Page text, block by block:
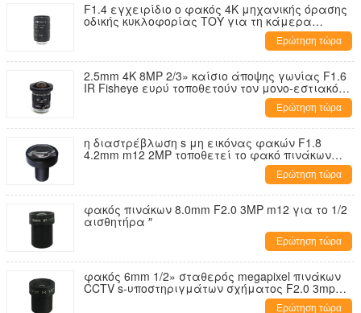
F1.4 εγχειρίδιο ο φακός 4K μηχανικής όρασης
οδικής κυκλοφορίας ΤΟΥ για τη κάμερα
σώματος κιβωτίων 5MP 6MP 8 Megapixel HD
Ερώτηση τώρα
2.5mm 4K 8MP 2/3» καίσιο άποψης γωνίας F1.6
IR Fisheye ευρύ τοποθετούν τον μονο-εστιακό
φακό η αυτόματη Iris 8 CCTV Megapixel για τη
Ερώτηση τώρα
η διαστρέβλωση s μη εικόνας φακών F1.8
4.2mm m12 2MP τοποθετεί το φακό πινάκων
Ερώτηση τώρα
φακός πινάκων 8.0mm F2.0 3MP m12 για το 1/2
αισθητήρα ″
Ερώτηση τώρα
φακός 6mm 1/2» σταθερός megapixel πινάκων
CCTV s-υποστηριγμάτων σχήματος F2.0 3mp
Ερώτηση τώρα